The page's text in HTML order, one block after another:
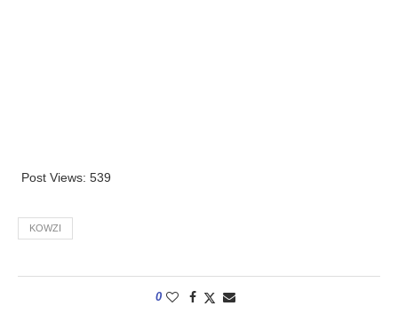
Post Views: 539
KOWZI
0